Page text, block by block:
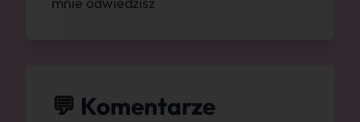
💬 Komentarze